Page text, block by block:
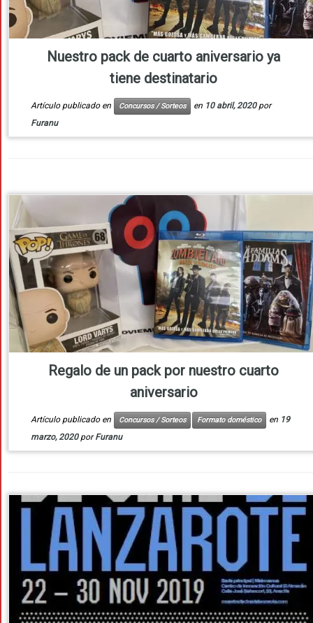
Nuestro pack de cuarto aniversario ya
tiene destinatario
Artículo publicado en Concursos / Sorteos en 10 abril, 2020 por
Furanu
Regalo de un pack por nuestro cuarto
aniversario
Artículo publicado en Concursos / Sorteos Formato doméstico en 19
marzo, 2020 porFuranu